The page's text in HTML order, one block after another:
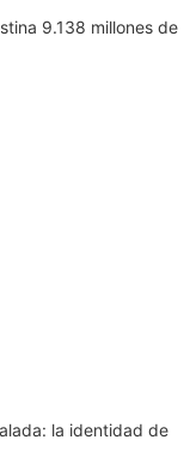
9.138 millones de
la identidad de